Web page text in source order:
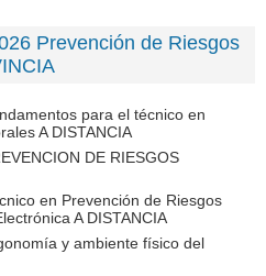
Prevención de Riesgos
para el técnico en
A DISTANCIA
DE RIESGOS
en Prevención de Riesgos
A DISTANCIA
y ambiente físico del